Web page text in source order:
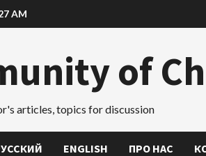
AM
of
articles, topics for discussion
ENGLISH ПРО НАС